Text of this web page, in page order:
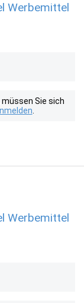
Werbemittel
Sie sich
Werbemittel